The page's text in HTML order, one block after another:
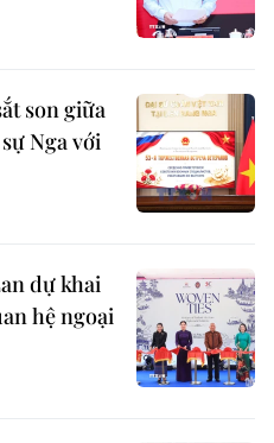
son giữa
Nga với
dự khai
hệ ngoại